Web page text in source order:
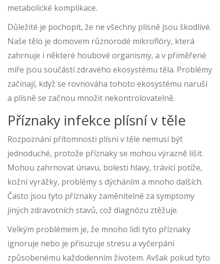
metabolické komplikace.
Důležité je pochopit, že ne všechny plísně jsou škodlivé.
Naše tělo je domovem různorodé mikroflóry, která
zahrnuje i některé houbové organismy, a v přiměřené
míře jsou součástí zdravého ekosystému těla. Problémy
začínají, když se rovnováha tohoto ekosystému naruší
a plísně se začnou množit nekontrolovatelně.
Příznaky infekce plísní v těle
Rozpoznání přítomnosti plísní v těle nemusí být
jednoduché, protože příznaky se mohou výrazně lišit.
Mohou zahrnovat únavu, bolesti hlavy, trávicí potíže,
kožní vyrážky, problémy s dýcháním a mnoho dalších.
Často jsou tyto příznaky zaměnitelné za symptomy
jiných zdravotních stavů, což diagnózu ztěžuje.
Velkým problémem je, že mnoho lidí tyto příznaky
ignoruje nebo je přisuzuje stresu a vyčerpání
způsobenému každodenním životem. Avšak pokud tyto